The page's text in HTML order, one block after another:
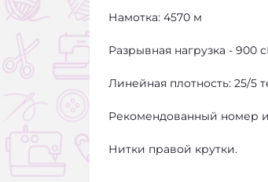
Намотка: 4570 м
Разрывная нагрузка - 900
Линейная плотность: 25/5
Рекомендованный номер
Нитки правой крутки.